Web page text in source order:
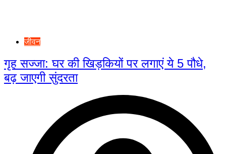
जीवन
गृह सज्जा: घर की खिड़कियों पर लगाएं ये 5 पौधे,
बढ़ जाएगी सुंदरता